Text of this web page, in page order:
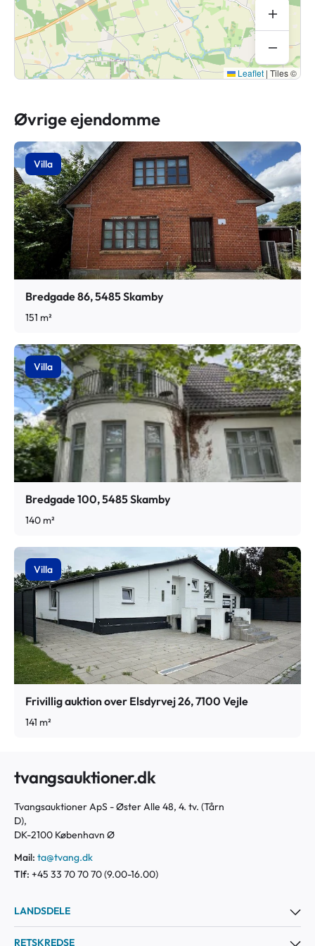
Leaflet | Tiles ©
Øvrige ejendomme
Villa
Bredgade 86, 5485 Skamby
151 m²
Villa
Bredgade 100, 5485 Skamby
140 m²
Villa
Frivillig auktion over Elsdyrvej 26, 7100 Vejle
141 m²
tvangsauktioner.dk
Tvangsauktioner ApS - Øster Alle 48, 4. tv. (Tårn
D),
DK-2100 København Ø
Mail: ta@tvang.dk
Tlf: +45 33 70 70 70 (9.00-16.00)
LANDSDELE
RETSKREDSE